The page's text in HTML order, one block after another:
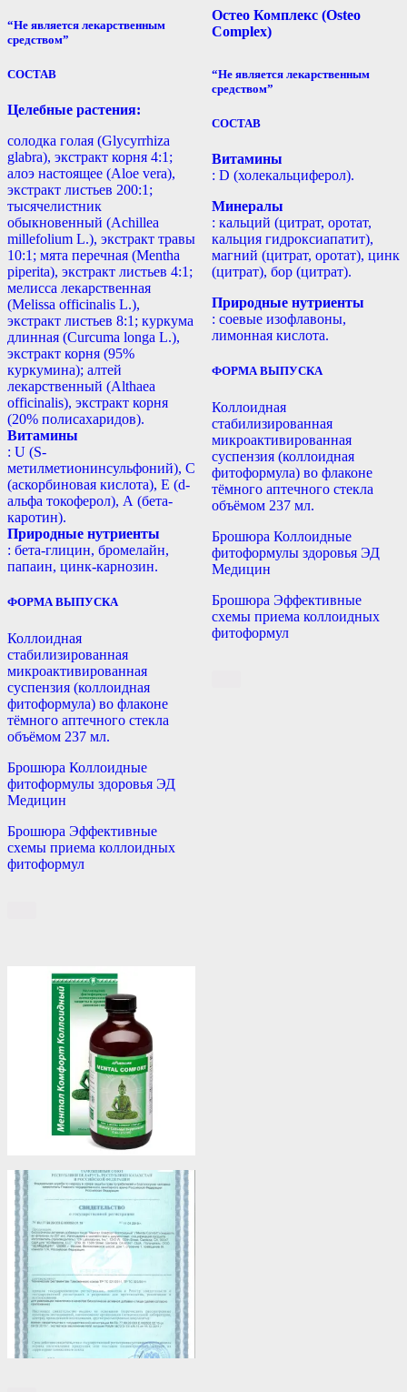
“Не является лекарственным
средством”
СОСТАВ
Целебные растения:
солодка голая (Glycyrrhiza
glabra), экстракт корня 4:1;
алоэ настоящее (Aloe vera),
экстракт листьев 200:1;
тысячелистник
обыкновенный (Achillea
millefolium L.), экстракт травы
10:1; мята перечная (Mentha
piperita), экстракт листьев 4:1;
мелисса лекарственная
(Melissa officinalis L.),
экстракт листьев 8:1; куркума
длинная (Curcuma longa L.),
экстракт корня (95%
куркумина); алтей
лекарственный (Althaea
officinalis), экстракт корня
(20% полисахаридов).
Витамины
: U (S-
метилметионинсульфоний), С
(аскорбиновая кислота), Е (d-
альфа токоферол), А (бета-
каротин).
Природные нутриенты
: бета-глицин, бромелайн,
папаин, цинк-карнозин.
ФОРМА ВЫПУСКА
Коллоидная
стабилизированная
микроактивированная
суспензия (коллоидная
фитоформула) во флаконе
тёмного аптечного стекла
объёмом 237 мл.
Брошюра Коллоидные
фитоформулы здоровья ЭД
Медицин
Брошюра Эффективные
схемы приема коллоидных
фитоформул
Остео Комплекс (Osteo
Complex)
“Не является лекарственным
средством”
СОСТАВ
Витамины
: D (холекальциферол).
Минералы
: кальций (цитрат, оротат,
кальция гидроксиапатит),
магний (цитрат, оротат), цинк
(цитрат), бор (цитрат).
Природные нутриенты
: соевые изофлавоны,
лимонная кислота.
ФОРМА ВЫПУСКА
Коллоидная
стабилизированная
микроактивированная
суспензия (коллоидная
фитоформула) во флаконе
тёмного аптечного стекла
объёмом 237 мл.
Брошюра Коллоидные
фитоформулы здоровья ЭД
Медицин
Брошюра Эффективные
схемы приема коллоидных
фитоформул